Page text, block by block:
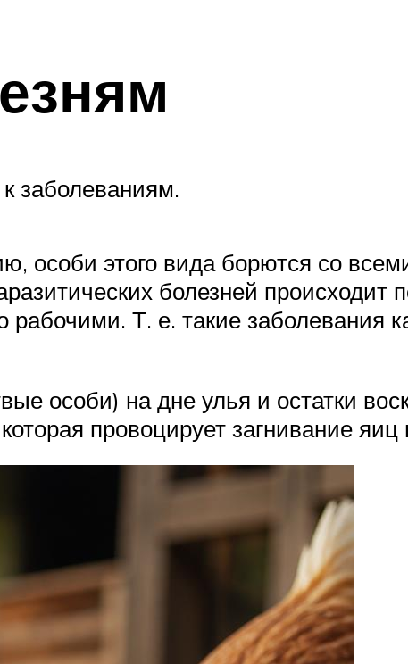
заболеваниям.
особи этого вида борются со
болезней происходит
Т. е. такие заболевания
особи) на дне улья и остатки
провоцирует загнивание